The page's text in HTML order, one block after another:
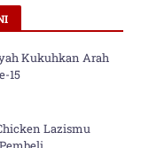
Kukuhkan Arah
15
Lazismu